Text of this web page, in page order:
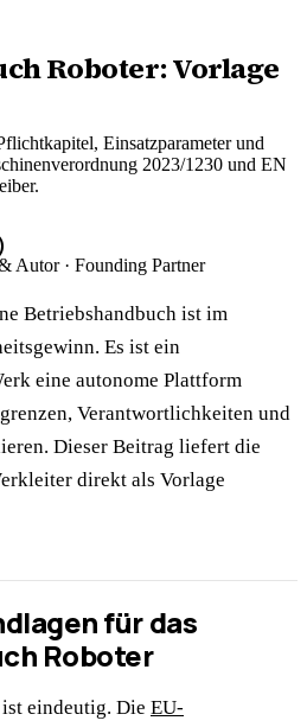
Roboter: Vorlage
Einsatzparameter und
2023/1230 und EN
Autor · Founding Partner
Betriebshandbuch ist im
Es ist ein
eine autonome Plattform
Verantwortlichkeiten und
Dieser Beitrag liefert die
direkt als Vorlage
für das
Roboter
eindeutig. Die EU-